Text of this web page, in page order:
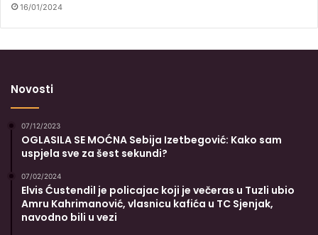
16/01/2024
Novosti
07/12/2023
OGLASILA SE MOĆNA Sebija Izetbegović: Kako sam
uspjela sve za šest sekundi?
07/02/2024
Elvis Ćustendil je policajac koji je večeras u Tuzli ubio
Amru Kahrimanović, vlasnicu kafića u TC Sjenjak,
navodno bili u vezi